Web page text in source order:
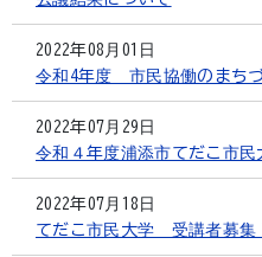
2022年08月01日
令和4年度 市民協働のまち
2022年07月29日
令和４年度浦添市てだこ市民
2022年07月18日
てだこ市民大学 受講者募集